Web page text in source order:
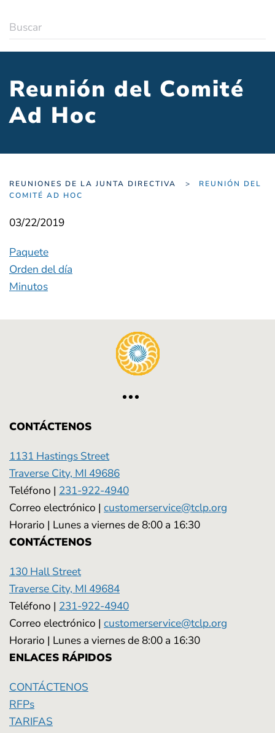
Reunión del Comité
Ad Hoc
REUNIONES DE LA JUNTA DIRECTIVA
REUNIÓN DEL
COMITÉ AD HOC
03/22/2019
Paquete
Orden del día
Minutos
CONTÁCTENOS
1131 Hastings Street
Traverse City, MI 49686
Teléfono | 231-922-4940
Correo electrónico | customerservice@tclp.org
Horario | Lunes a viernes de 8:00 a 16:30
CONTÁCTENOS
130 Hall Street
Traverse City, MI 49684
Teléfono | 231-922-4940
Correo electrónico | customerservice@tclp.org
Horario | Lunes a viernes de 8:00 a 16:30
ENLACES RÁPIDOS
CONTÁCTENOS
RFPs
TARIFAS